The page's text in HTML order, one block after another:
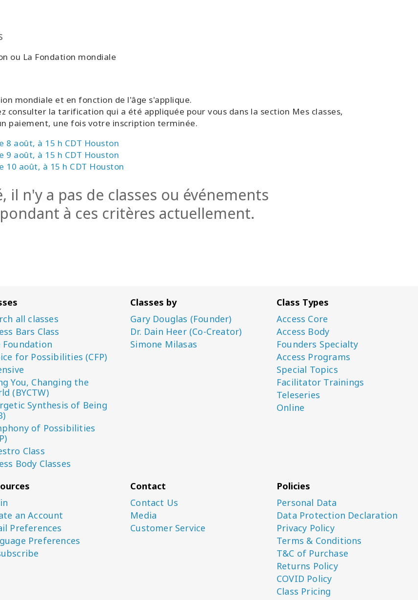
ou La Fondation mondiale
mondiale et en fonction de l'âge s'applique.
consulter la tarification qui a été appliquée pour vous dans la section Mes classes,
paiement, une fois votre inscription terminée.
8 août, à 15 h CDT Houston
9 août, à 15 h CDT Houston
10 août, à 15 h CDT Houston
il n'y a pas de classes ou événements
à ces critères actuellement.
all classes
Bars Class
Foundation
for Possibilities (CFP)
You, Changing the
(BYCTW)
Synthesis of Being
of Possibilities
Class
Body Classes
Classes by
Gary Douglas (Founder)
Dr. Dain Heer (Co-Creator)
Simone Milasas
Class Types
Access Core
Access Body
Founders Specialty
Access Programs
Special Topics
Facilitator Trainings
Teleseries
Online
an Account
Preferences
Preferences
Contact
Contact Us
Media
Customer Service
Policies
Personal Data
Data Protection Declaration
Privacy Policy
Terms & Conditions
T&C of Purchase
Returns Policy
COVID Policy
Class Pricing